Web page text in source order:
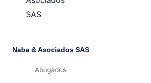
Naba & Asociados SAS
Abogados